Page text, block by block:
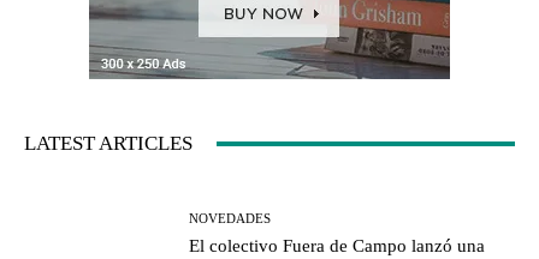
LATEST ARTICLES
NOVEDADES
El colectivo Fuera de Campo lanzó una